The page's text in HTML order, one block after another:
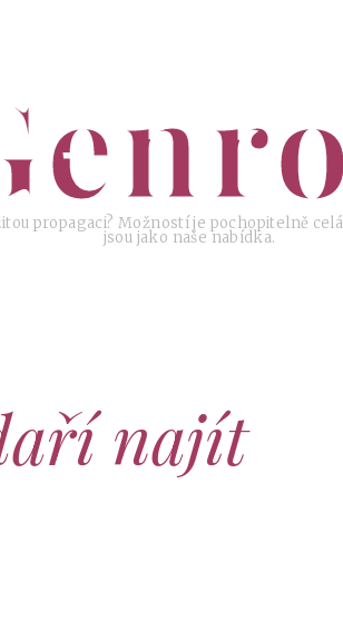
propagaci? Možností je pochopitelně
jsou jako naše nabídka.
najít